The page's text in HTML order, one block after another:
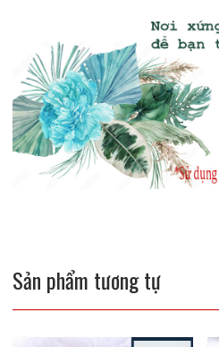
Sản phẩm tương tự